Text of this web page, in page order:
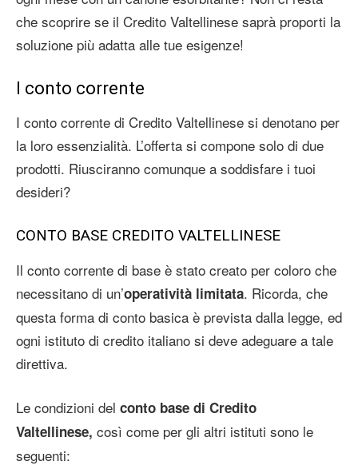
che scoprire se il Credito Valtellinese saprà proporti la
soluzione più adatta alle tue esigenze!
I conto corrente
I conto corrente di Credito Valtellinese si denotano per
la loro essenzialità. L’offerta si compone solo di due
prodotti. Riusciranno comunque a soddisfare i tuoi
desideri?
CONTO BASE CREDITO VALTELLINESE
Il conto corrente di base è stato creato per coloro che
necessitano di un’operatività limitata. Ricorda, che
questa forma di conto basica è prevista dalla legge, ed
ogni istituto di credito italiano si deve adeguare a tale
direttiva.
Le condizioni del conto base di Credito
Valtellinese, così come per gli altri istituti sono le
seguenti: